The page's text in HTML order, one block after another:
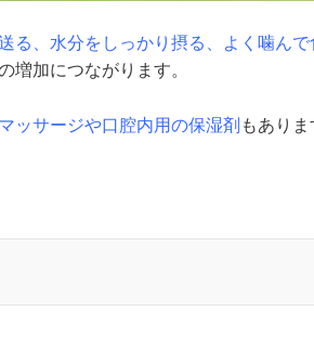
る、水分をしっかり摂る、よく噛んで
増加につながります。
ッサージや口腔内用の保湿剤 もあり